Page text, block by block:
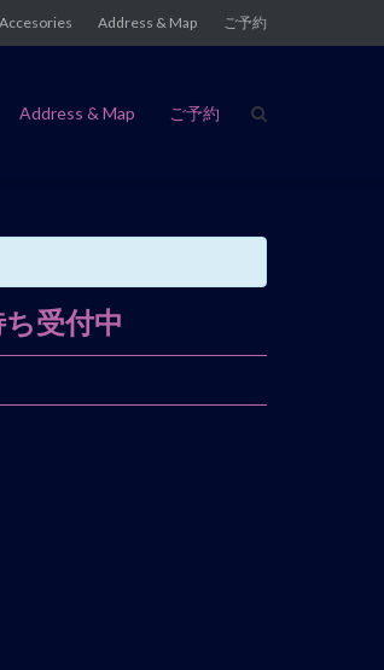
Address & Map ご予約
Address & Map ご予約
受付中